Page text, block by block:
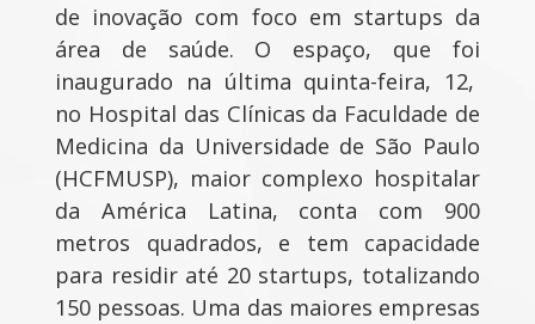
de inovação com foco em startups da
área de saúde. O espaço, que foi
inaugurado na última quinta-feira, 12,
no Hospital das Clínicas da Faculdade de
Medicina da Universidade de São Paulo
(HCFMUSP), maior complexo hospitalar
da América Latina, conta com 900
metros quadrados, e tem capacidade
para residir até 20 startups, totalizando
150 pessoas. Uma das maiores empresas